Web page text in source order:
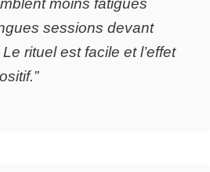
sessions devant
Le rituel est facile et l’effet